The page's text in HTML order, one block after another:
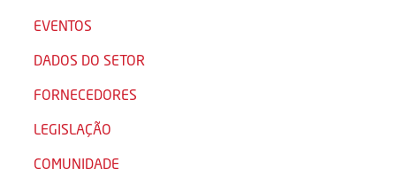
EVENTOS
DADOS DO SETOR
FORNECEDORES
LEGISLAÇÃO
COMUNIDADE